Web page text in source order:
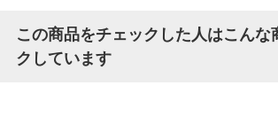
この商品をチェックした人はこんな
クしています